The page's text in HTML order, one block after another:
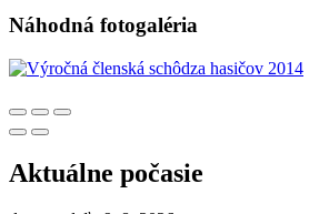
Náhodná fotogaléria
Aktuálne počasie